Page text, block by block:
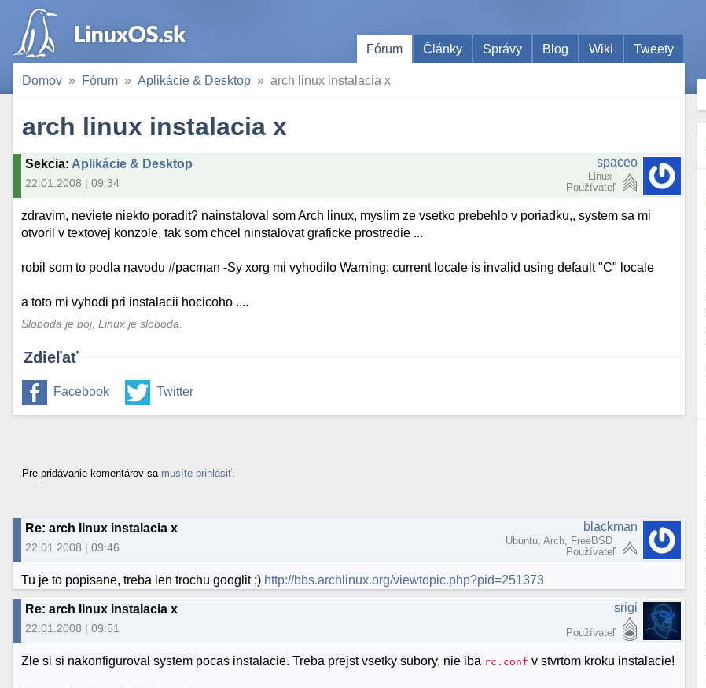
Fórum
Články Správy Blog Wiki Tweety
Domov Fórum Aplikácie & Desktop arch linux instalacia x
arch linux instalacia x
Sekcia: Aplikácie & Desktop
22.01.2008 | 09:34
spaceo
Linux
Používateľ
zdravim, neviete niekto poradit? nainstaloval som Arch linux, myslim ze vsetko prebehlo v poriadku,, system sa mi
otvoril v textovej konzole, tak som chcel ninstalovat graficke prostredie ...
robil som to podla navodu #pacman -Sy xorg mi vyhodilo Warning: current locale is invalid using default "C" locale
a toto mi vyhodi pri instalacii hocicoho ....
Sloboda je boj, Linux je sloboda.
Zdieľať
Facebook Twitter
Pre pridávanie komentárov sa musíte prihlásiť
Re: arch linux instalacia x
22.01.2008 | 09:46
blackman
Ubuntu, Arch, FreeBSD
Používateľ
Tu je to popisane, treba len trochu googlit ;) http://bbs.archlinux.org/viewtopic.php?pid=251373
Re: arch linux instalacia x
22.01.2008 | 09:51
srigi
Používateľ
Zle si si nakonfiguroval system pocas instalacie. Treba prejst vsetky subory, nie iba rc.conf v stvrtom kroku instalacie!